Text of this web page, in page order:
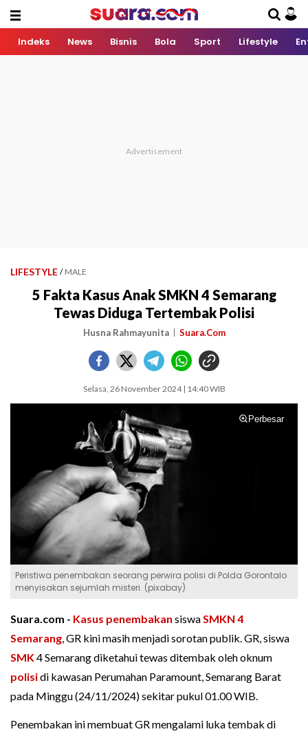
Indeks News Bisnis Bola Sport Lifestyle
LIFESTYLE / MALE
5 Fakta Kasus Anak SMKN 4 Semarang
Tewas Diduga Tertembak Polisi
Husna Rahmayunita Suara.Com
Selasa, 26 November 2024 | 14:40 WIB
Perbesar
Peristiwa penembakan seorang perwira polisi di Polda Gorontalo
menyisakan sejumlah misteri. (pixabay)
Suara.com - Kasus penembakan siswaSMKN 4
Semarang, GR kini masih menjadi sorotan publik. GR, siswa
SMK4 Semarang diketahui tewas ditembak oleh oknum
polisidi kawasan Perumahan Paramount, Semarang Barat
pada Minggu (24/11/2024) sekitar pukul 01.00 WIB.
Penembakan ini membuat GR mengalami luka tembak di